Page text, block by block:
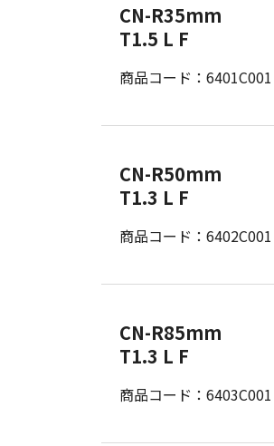
CN-R35mm
T1.5 L F
商品コード：6401C001
CN-R50mm
T1.3 L F
商品コード：6402C001
CN-R85mm
T1.3 L F
商品コード：6403C001